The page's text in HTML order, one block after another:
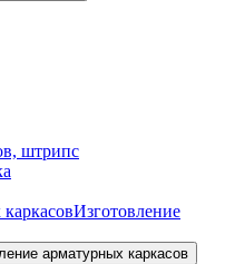
штрипс
Изготовление
арматурных каркасов